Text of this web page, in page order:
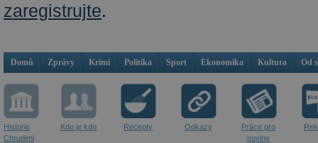
zaregistrujte.
Domů Zprávy Krimi Politika Sport Ekonomika Kultura Od
Historie
Chrudimi
Kdo je kdo Recepty Odkazy
Práce pro
noviny